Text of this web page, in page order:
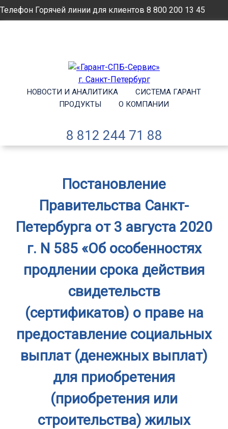
Телефон Горячей линии для клиентов 8 800 200 13 45
НОВОСТИ И АНАЛИТИКА
СИСТЕМА ГАРАНТ
ПРОДУКТЫ
О КОМПАНИИ
8 812 244 71 88
Постановление
Правительства Санкт-
Петербурга от 3 августа 2020
г. N 585 «Об особенностях
продлении срока действия
свидетельств
(сертификатов) о праве на
предоставление социальных
выплат (денежных выплат)
для приобретения
(приобретения или
строительства) жилых